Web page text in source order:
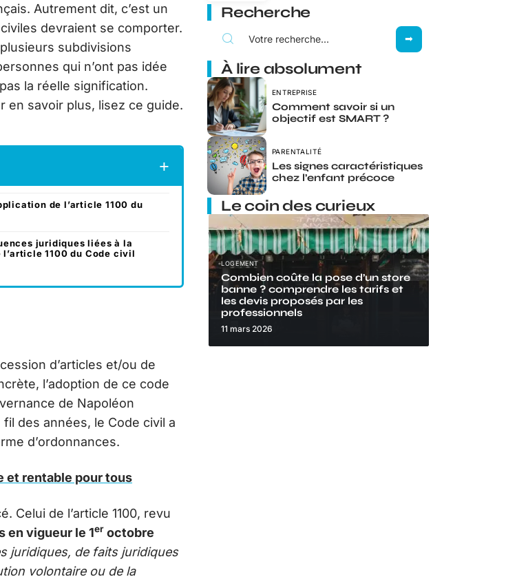
Autrement dit, c’est un
devraient se comporter.
subdivisions
qui n’ont pas idée
la réelle signification.
en savoir plus, lisez ce guide.
de l’article 1100 du
juridiques liées à la
1100 du Code civil
d’articles et/ou de
l’adoption de ce code
de Napoléon
fil des années, le Code civil a
d’ordonnances.
et rentable pour tous
Celui de l’article 1100, revu
en vigueur le 1er octobre
juridiques, de faits juridiques
volontaire ou de la
Recherche
À lire absolument
ENTREPRISE
Comment savoir si un
objectif est SMART ?
PARENTALITÉ
Les signes caractéristiques
chez l’enfant précoce
Le coin des curieux
LOGEMENT
Combien coûte la pose d’un store
banne ? comprendre les tarifs et
les devis proposés par les
professionnels
11 mars 2026